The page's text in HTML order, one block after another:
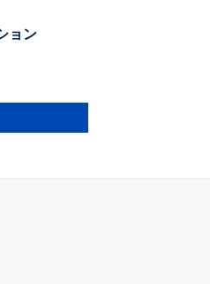
ョン